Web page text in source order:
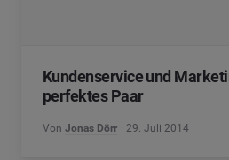
Kundenservice und
perfektes Paar
Von Jonas Dörr 29. Juli 2014